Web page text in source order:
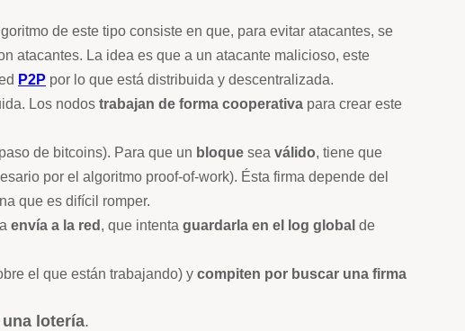
de este tipo consiste en que, para evitar atacantes, se
atacantes. La idea es que a un atacante malicioso, este
P2P por lo que está distribuida y descentralizada.
Los nodos trabajan de forma cooperativa para crear este
de bitcoins). Para que un bloque sea válido, tiene que
por el algoritmo proof-of-work). Ésta firma depende del
que es difícil romper.
envía a la red , que intenta guardarla en el log global de
el que están trabajando) y compiten por buscar una firma
una lotería.